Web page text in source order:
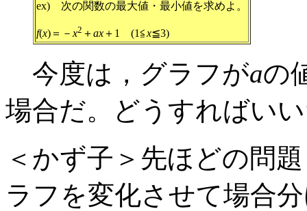
ex) 次の関数の最大値・最小値を求めよ。
f(x)＝－ x2 ＋ax＋1 (1≦x≦3)
今度は，グラフがaの
場合だ。どうすればい
＜かず子＞先ほどの問
ラフを変化させて場合